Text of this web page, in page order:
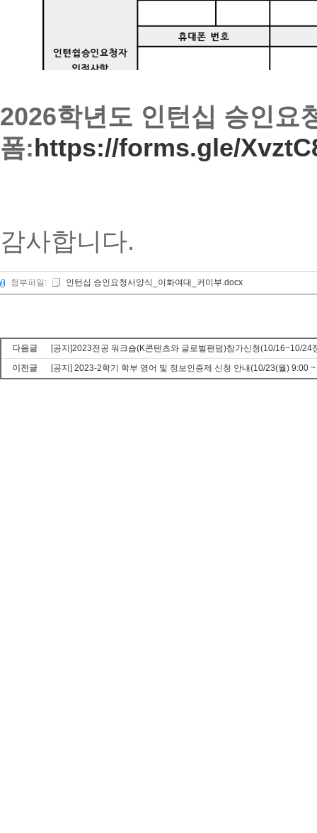
2026학년도 인턴십 승인요
폼: https://forms.gle/
감사합니다.
첨부파일: 인턴십 승인요청서양식_이화여대_커미부.docx
다음글
[공지]2023전공 워크숍(K콘텐츠와 글로벌팬덤)참가신청(10/16~10/24
이전글
[공지] 2023-2학기 학부 영어 및 정보인증제 신청 안내(10/23(월) 9:00